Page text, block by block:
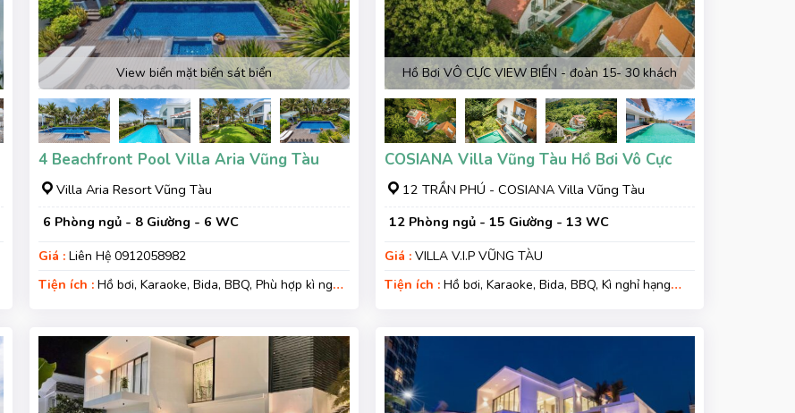
View biển mặt biển sát biển
4 Beachfront Pool Villa Aria Vũng Tàu
Villa Aria Resort Vũng Tàu
6 Phòng ngủ - 8 Giường - 6 WC
Giá :Liên Hệ 0912058982
Tiện ích :Hồ bơi, Karaoke, Bida, BBQ, Phù hợp kì nghỉ
Hồ Bơi VÔ CỰC VIEW BIỂN - đoàn 15- 30 khách
COSIANA Villa Vũng Tàu Hồ Bơi Vô Cực
12 TRẦN PHÚ - COSIANA Villa Vũng Tàu
12 Phòng ngủ - 15 Giường - 13 WC
Giá :VILLA V.I.P VŨNG TÀU
Tiện ích :Hồ bơi, Karaoke, Bida, BBQ, Kì nghỉ hạng